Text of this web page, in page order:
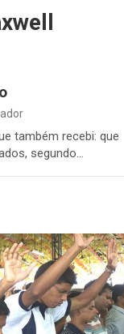
também recebi: que
segundo…